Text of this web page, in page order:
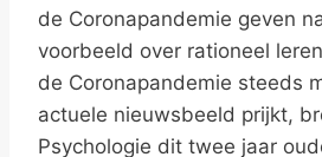
de Coronapandemie geven
voorbeeld over rationeel
de Coronapandemie steeds
actuele nieuwsbeeld prijkt,
Psychologie dit twee jaar